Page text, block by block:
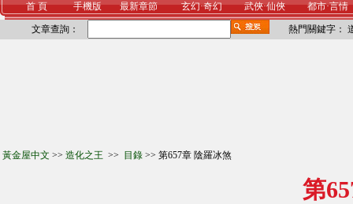
首 頁 手機版 最新章節 玄幻·奇幻 武俠·仙俠 都市·言情
文章查詢： 熱門關鍵字：
黃金屋中文 >> 造化之王 >> 目錄 >> 第657章 陰羅冰煞
第